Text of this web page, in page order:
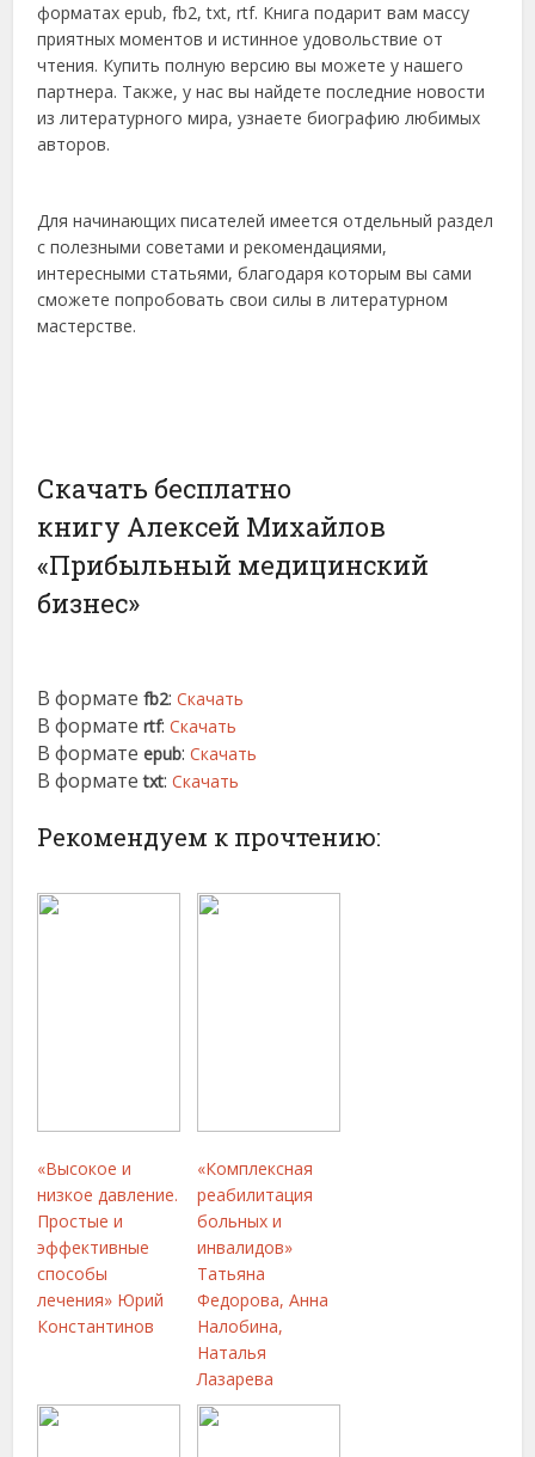
форматах epub, fb2, txt, rtf. Книга подарит вам массу
приятных моментов и истинное удовольствие от
чтения. Купить полную версию вы можете у нашего
партнера. Также, у нас вы найдете последние новости
из литературного мира, узнаете биографию любимых
авторов.
Для начинающих писателей имеется отдельный раздел
с полезными советами и рекомендациями,
интересными статьями, благодаря которым вы сами
сможете попробовать свои силы в литературном
мастерстве.
Скачать бесплатно
книгу Алексей Михайлов
«Прибыльный медицинский
бизнес»
В форматеfb2:Скачать
В форматеrtf:Скачать
В форматеepub:Скачать
В форматеtxt:Скачать
Рекомендуем к прочтению:
«Высокое и
низкое давление.
Простые и
эффективные
способы
лечения» Юрий
Константинов
«Комплексная
реабилитация
больных и
инвалидов»
Татьяна
Федорова, Анна
Налобина,
Наталья
Лазарева